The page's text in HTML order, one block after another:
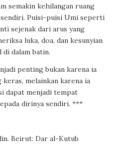
semakin kehilangan ruang
Puisi-puisi Umi seperti
sejenak dari arus yang
luka, doa, dan kesunyian
dalam batin.
penting bukan karena ia
melainkan karena ia
dapat menjadi tempat
dirinya sendiri. ***
Beirut: Dar al-Kutub